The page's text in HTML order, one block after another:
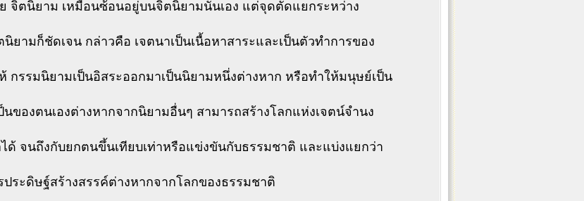
จิตนิยาม เหมือนซ้อนอยู่บนจิตนิยามนั่นเอง แต่จุดตัดแยกระหว่าง
ยามก็ชัดเจน กล่าวคือ เจตนาเป็นเนื้อหาสาระและเป็นตัวทำการของ
กรรมนิยามเป็นอิสระออกมาเป็นนิยามหนึ่งต่างหาก หรือทำให้มนุษย์เป็น
นของตนเองต่างหากจากนิยามอื่นๆ สามารถสร้างโลกแห่งเจตน์จำนง
ด้ จนถึงกับยกตนขึ้นเทียบเท่าหรือแข่งขันกับธรรมชาติ และแบ่งแยกว่า
ระดิษฐ์สร้างสรรค์ต่างหากจากโลกของธรรมชาติ